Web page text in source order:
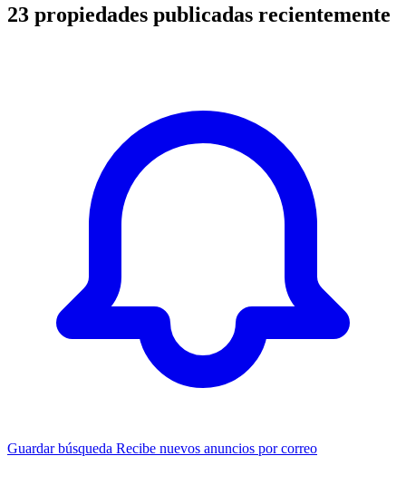
23 propiedades publicadas recientemente
Guardar búsqueda Recibe nuevos anuncios por correo